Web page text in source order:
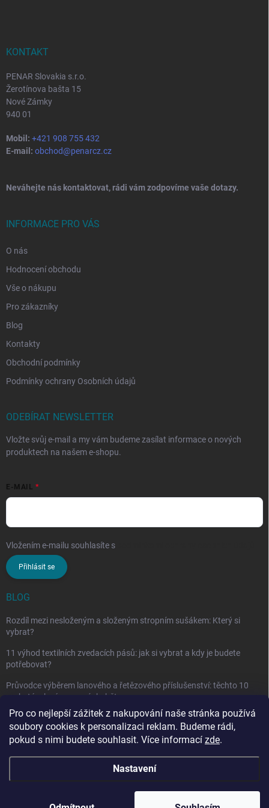
Pro co nejlepší zážitek z nakupování naše stránka používá
soubory cookies k personalizaci reklam. Budeme rádi,
pokud s nimi budete souhlasit. Více informací zde.
Nastavení
KONTAKT
PENAR Slovakia s.r.o.
Žerotínova bašta 15
Nové Zámky
940 01
Mobil: +421 908 755 432
E-mail: obchod@penarcz.cz
Neváhejte nás kontaktovat, rádi vám zodpovíme vaše dotazy.
INFORMACE PRO VÁS
O nás
Hodnocení obchodu
Vše o nákupu
Pro zákazníky
Blog
Kontakty
Obchodní podmínky
Podmínky ochrany Osobních údajů
ODEBÍRAT NEWSLETTER
Vložte svůj e-mail a my vám budeme zasílat informace o nových
produktech na našem e-shopu.
E-MAIL
Vložením e-mailu souhlasíte s
Přihlásit se
BLOG
Rozdíl mezi nesloženým a složeným stropním sušákem: Který si
vybrat?
11 výhod textilních zvedacích pásů: jak si vybrat a kdy je budete
potřebovat?
Průvodce výběrem lanového a řetězového příslušenství: těchto 10
vychytávek vám nesmí chybět
. Všechna práva vyhrazena.Upravit nastavení